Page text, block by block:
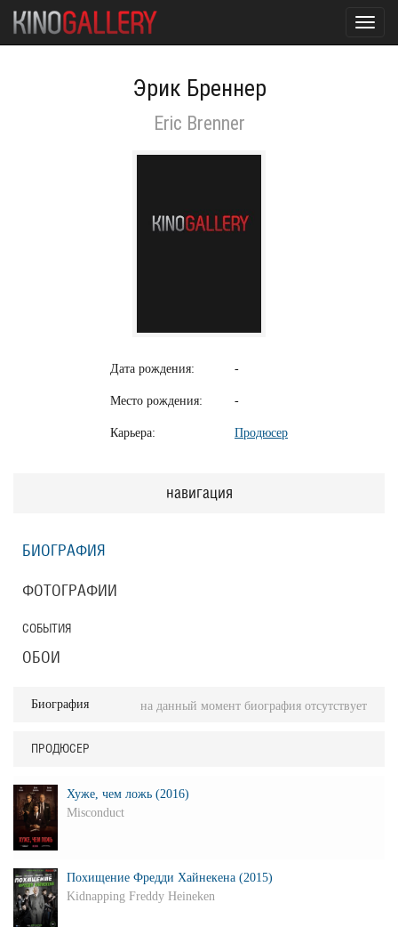
Эрик Бреннер
Eric Brenner
Дата рождения: -
Место рождения: -
Карьера: Продюсер
навигация
БИОГРАФИЯ
ФОТОГРАФИИ
СОБЫТИЯ
ОБОИ
Биография на данный момент биография отсутствует
ПРОДЮСЕР
Хуже, чем ложь (2016)
Misconduct
Похищение Фредди Хайнекена (2015)
Kidnapping Freddy Heineken